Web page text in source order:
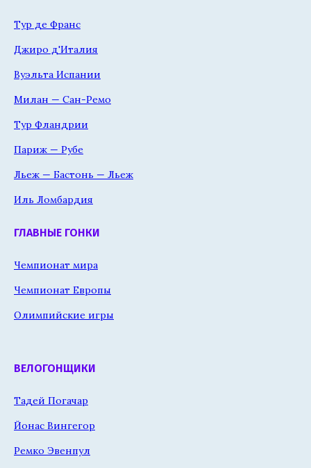
Тур де Франс
Джиро д'Италия
Вуэльта Испании
Милан — Сан-Ремо
Тур Фландрии
Париж — Рубе
Льеж — Бастонь — Льеж
Иль Ломбардия
ГЛАВНЫЕ ГОНКИ
Чемпионат мира
Чемпионат Европы
Олимпийские игры
ВЕЛОГОНЩИКИ
Тадей Погачар
Йонас Вингегор
Ремко Эвенпул